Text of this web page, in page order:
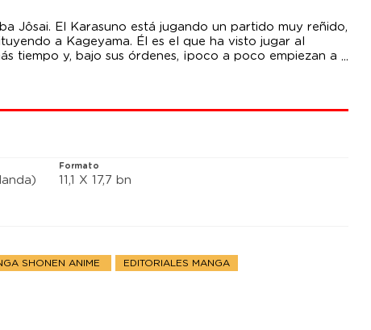
Jôsai. El Karasuno está jugando un partido muy reñido,
a Kageyama. Él es el que ha visto jugar al
tiempo y, bajo sus órdenes, ¡poco a poco empiezan a
Karasuno no encuentra la forma de contrarrestar los
Formato
11,1 X 17,7 bn
SHONEN ANIME EDITORIALES MANGA